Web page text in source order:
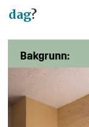
dag?
Bakgrunn: